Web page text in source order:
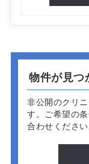
物件が見つ
非公開のクリ
す。 ご希望の
合わせください